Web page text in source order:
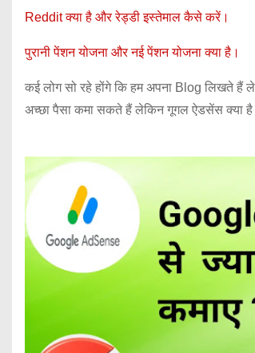
Reddit क्या है और रेड्डी इस्तेमाल कैसे करें।
पुरानी पेंशन योजना और नई पेंशन योजना क्या है।
कई लोग सो रहे होंगे कि हम अपना Blog लिखते हैं
अच्छा पैसा कमा सकते हैं लेकिन गूगल ऐडसेंस क्या